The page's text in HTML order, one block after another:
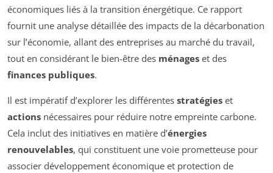
économiques liés à la transition énergétique. Ce rapport
fournit une analyse détaillée des impacts de la décarbonation
sur l’économie, allant des entreprises au marché du travail,
tout en considérant le bien-être des ménages et des
finances publiques.
Il est impératif d’explorer les différentes stratégies et
actions nécessaires pour réduire notre empreinte carbone.
Cela inclut des initiatives en matière d’énergies
renouvelables, qui constituent une voie prometteuse pour
associer développement économique et protection de